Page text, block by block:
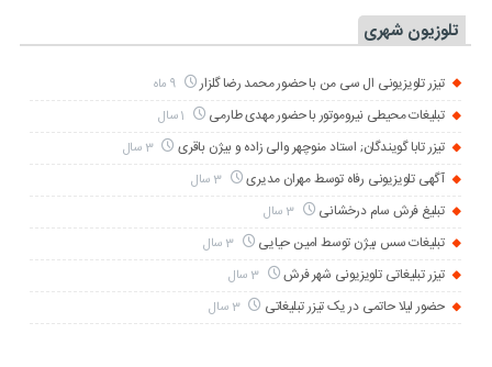
تلوزیون شهری
تیزر تلویزیونی ال سی من با حضور محمد رضا گلزار 9 ماه
تبلیغات محیطی نیروموتور با حضور مهدی طارمی
تیزر تابا گویندگان; استاد منوچهر والی زاده و بیژن باقری 3 سال
آگهی تلویزیونی رفاه توسط مهران مدیری 3 سال
تبلیغ فرش سام درخشانی 3 سال
تبلیغات سس بیژن توسط امین حیایی 3 سال
تیزر تبلیغاتی تلویزیونی شهر فرش 3 سال
حضور لیلا حاتمی در یک تیزر تبلیغاتی 3 سال